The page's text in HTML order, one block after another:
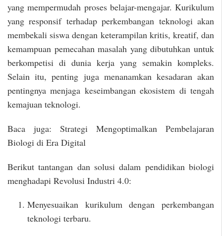
yang mempermudah proses belajar-mengajar. Kurikulum
yang responsif terhadap perkembangan teknologi akan
membekali siswa dengan keterampilan kritis, kreatif, dan
kemampuan pemecahan masalah yang dibutuhkan untuk
berkompetisi di dunia kerja yang semakin kompleks.
Selain itu, penting juga menanamkan kesadaran akan
pentingnya menjaga keseimbangan ekosistem di tengah
kemajuan teknologi.
Baca juga: Strategi Mengoptimalkan Pembelajaran
Biologi di Era Digital
Berikut tantangan dan solusi dalam pendidikan biologi
menghadapi Revolusi Industri 4.0:
Menyesuaikan kurikulum dengan perkembangan
teknologi terbaru.